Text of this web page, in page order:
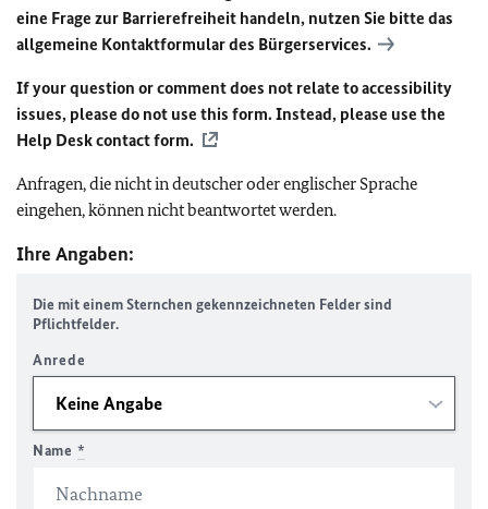
eine Frage zur Barrierefreiheit handeln, nutzen Sie bitte das
allgemeine Kontaktformular des Bürgerservices.
If your question or comment does not relate to accessibility
issues, please do not use this form. Instead, please use the
Help Desk contact form.
Anfragen, die nicht in deutscher oder englischer Sprache
eingehen, können nicht beantwortet werden.
Ihre Angaben:
Die mit einem Sternchen gekennzeichneten Felder sind
Pflichtfelder.
Anrede
Name *